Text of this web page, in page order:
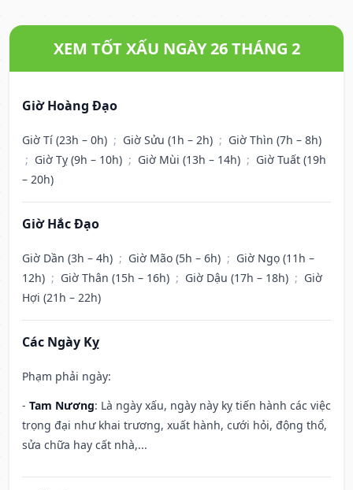
XEM TỐT XẤU NGÀY 26 THÁNG 2
Giờ Hoàng Đạo
Giờ Tí (23h – 0h) ; Giờ Sửu (1h – 2h) ; Giờ Thìn (7h – 8h)
; Giờ Tỵ (9h – 10h) ; Giờ Mùi (13h – 14h) ; Giờ Tuất (19h
– 20h)
Giờ Hắc Đạo
Giờ Dần (3h – 4h) ; Giờ Mão (5h – 6h) ; Giờ Ngọ (11h –
12h) ; Giờ Thân (15h – 16h) ; Giờ Dậu (17h – 18h) ; Giờ
Hợi (21h – 22h)
Các Ngày Kỵ
Phạm phải ngày:
- Tam Nương: Là ngày xấu, ngày này kỵ tiến hành các việc
trọng đại như khai trương, xuất hành, cưới hỏi, động thổ,
sửa chữa hay cất nhà,...